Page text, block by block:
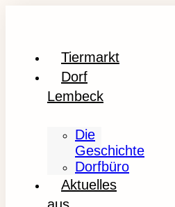
Tiermarkt
Dorf
Lembeck
Die
Geschichte
Dorfbüro
Aktuelles